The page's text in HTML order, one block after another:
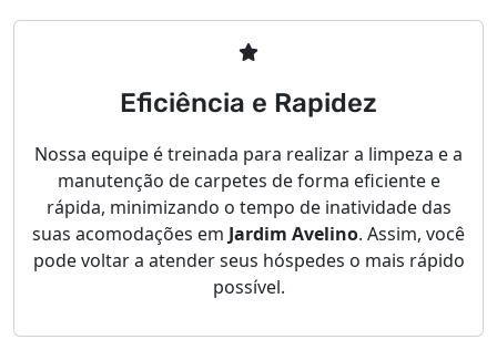
Eficiência e Rapidez
Nossa equipe é treinada para realizar a limpeza e a
manutenção de carpetes de forma eficiente e
rápida, minimizando o tempo de inatividade das
suas acomodações em Jardim Avelino. Assim, você
pode voltar a atender seus hóspedes o mais rápido
possível.